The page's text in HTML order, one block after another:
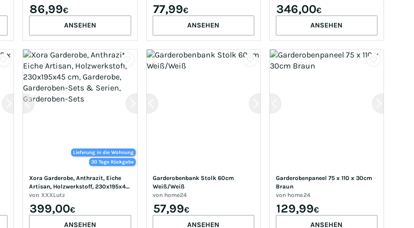
86,99€
ANSEHEN
77,99€
ANSEHEN
Garderoben-Sets & Serien,
Garderoben-Sets
346,00€
ANSEHEN
Lieferung in die Wohnung
30 Tage Rückgabe
Xora Garderobe, Anthrazit, Eiche
Artisan, Holzwerkstoff, 230x195x45
cm, Garderobe, Garderoben-Sets &
Serien, Garderoben-Sets
von XXXLutz
399,00€
ANSEHEN
Garderobenbank Stolk 60cm
Weiß/Weiß
von home24
57,99€
ANSEHEN
Garderobenpaneel 75 x 110 x 30cm
Braun
von home24
129,99€
ANSEHEN